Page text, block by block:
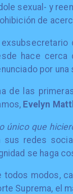
sexual- y
de
exsubsecretario
hace cerca
por
de las
Evelyn
único que
sus redes
se haga
todos modos,
Suprema, el